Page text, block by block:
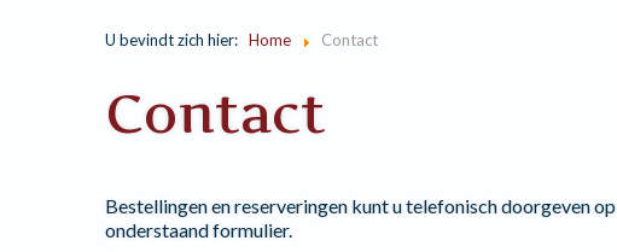
U bevindt zich hier: Home Contact
Contact
Bestellingen en reserveringen kunt u telefonisch doorgeven op
onderstaand formulier.